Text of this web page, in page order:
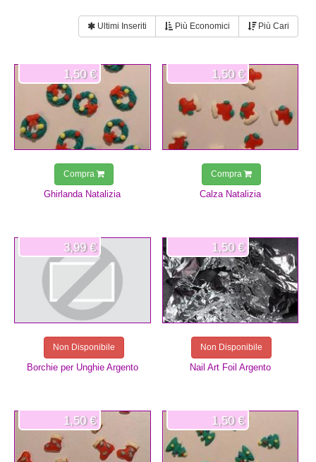
Ultimi Inseriti Più Economici Più Cari
Ghirlanda Natalizia
1,50 €
Compra
Calza Natalizia
1,50 €
Compra
Borchie per Unghie Argento
3,99 €
Non Disponibile
Nail Art Foil Argento
1,50 €
Non Disponibile
1,50 € 1,50 €